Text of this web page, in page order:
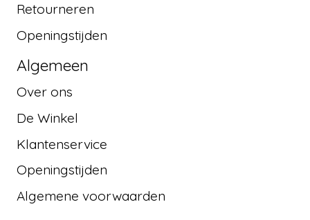
Retourneren
Openingstijden
Algemeen
Over ons
De Winkel
Klantenservice
Openingstijden
Algemene voorwaarden